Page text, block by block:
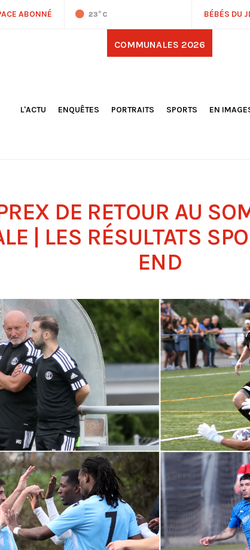
ABONNÉ 23°C BÉBÉS DU
COMMUNALES 2026
L'ACTU
ENQUÊTES PORTRAITS
SPORTS
EN
DE RETOUR AU
| LES RÉSULTATS
END